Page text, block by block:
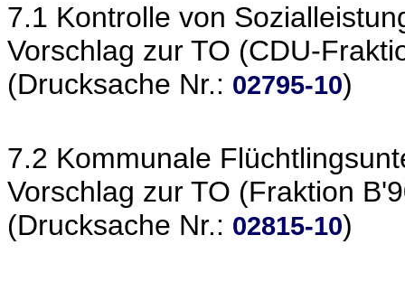
7.1 Kontrolle von
Vorschlag zur TO (CDU-
(Drucksache Nr.: 02795-10)
7.2 Kommunale
Vorschlag zur TO (Fraktion
(Drucksache Nr.: 02815-10)